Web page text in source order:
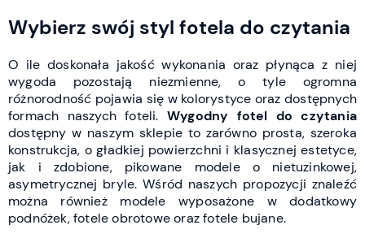
Wybierz swój styl fotela do czytania
O ile doskonała jakość wykonania oraz płynąca z niej
wygoda pozostają niezmienne, o tyle ogromna
różnorodność pojawia się w kolorystyce oraz dostępnych
formach naszych foteli. Wygodny fotel do czytania
dostępny w naszym sklepie to zarówno prosta, szeroka
konstrukcja, o gładkiej powierzchni i klasycznej estetyce,
jak i zdobione, pikowane modele o nietuzinkowej,
asymetrycznej bryle. Wśród naszych propozycji znaleźć
można również modele wyposażone w dodatkowy
podnóżek, fotele obrotowe oraz fotele bujane.